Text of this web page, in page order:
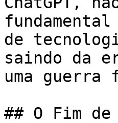
de
saindo da
uma
## O Fim de